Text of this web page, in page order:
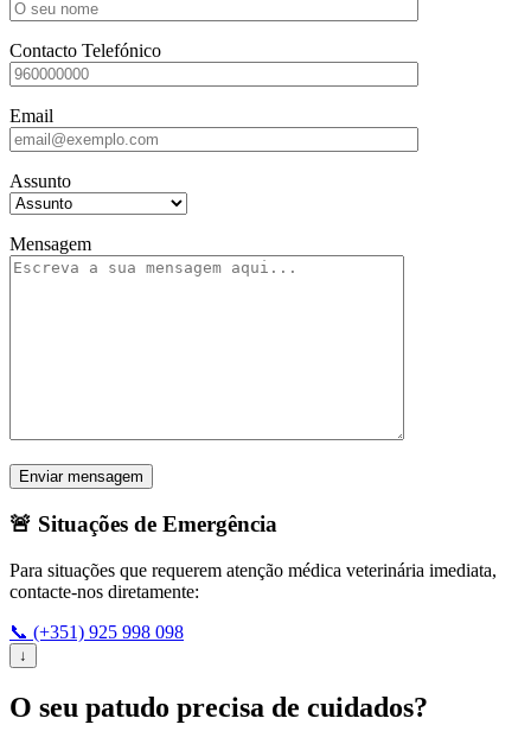
Contacto Telefónico
Email
Assunto
Mensagem
🚨 Situações de Emergência
Para situações que requerem atenção médica veterinária imediata,
contacte-nos diretamente:
📞 (+351) 925 998 098
↓
O seu patudo precisa de cuidados?